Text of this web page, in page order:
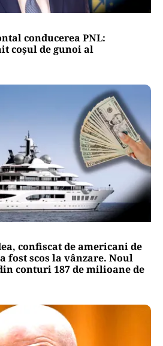
conducerea PNL:
coșul de gunoi al
confiscat de americani de
fost scos la vânzare. Noul
conturi 187 de milioane de